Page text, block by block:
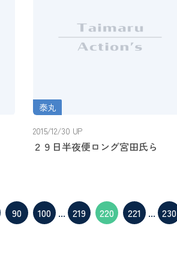
泰丸
2015/12/30 UP
２９日半夜便ロング宮田氏ら
90 100 ... 219 220 221 ... 230